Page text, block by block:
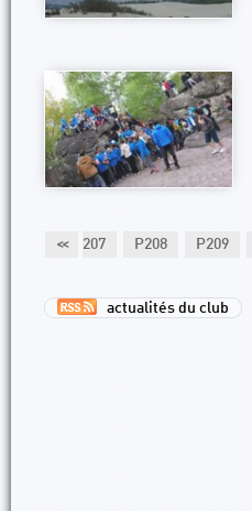
<< P207 P208 P209
actualités du club